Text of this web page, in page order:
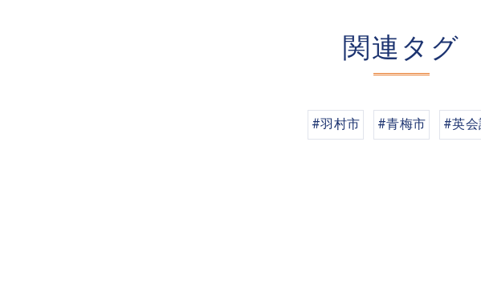
関連タグ
#羽村市 #青梅市 #英